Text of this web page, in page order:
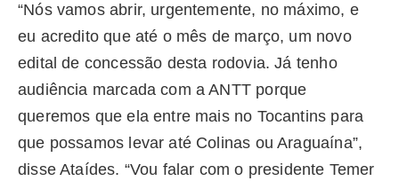
“Nós vamos abrir, urgentemente, no máximo, e
eu acredito que até o mês de março, um novo
edital de concessão desta rodovia. Já tenho
audiência marcada com a ANTT porque
queremos que ela entre mais no Tocantins para
que possamos levar até Colinas ou Araguaína”,
disse Ataídes. “Vou falar com o presidente Temer